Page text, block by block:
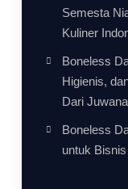
Semesta
Kuliner
Boneless
Higienis,
Dari
Boneless
untuk